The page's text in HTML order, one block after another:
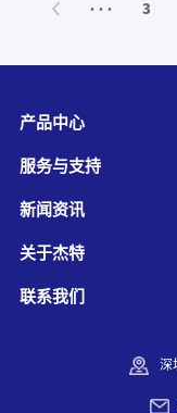
··· 3
产品中心
服务与支持
新闻资讯
关于杰特
联系我们
深